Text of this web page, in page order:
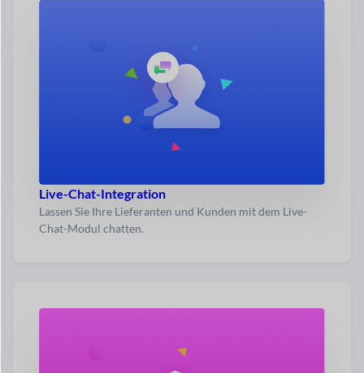
Live-Chat-Integration
Lassen Sie Ihre Lieferanten und Kunden mit dem Live-
Chat-Modul chatten.